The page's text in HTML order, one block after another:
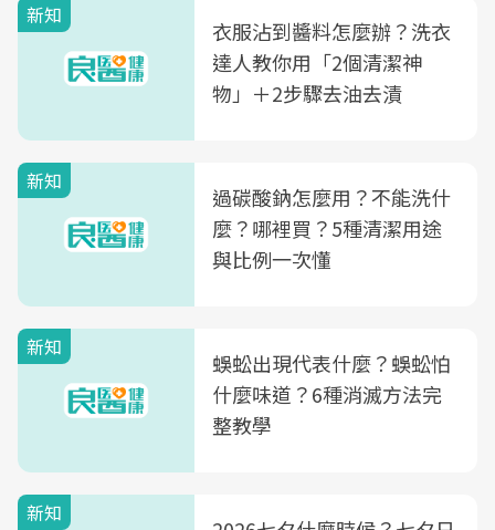
新知
衣服沾到醬料怎麼辦？洗衣
達人教你用「2個清潔神
物」＋2步驟去油去漬
新知
過碳酸鈉怎麼用？不能洗什
麼？哪裡買？5種清潔用途
與比例一次懂
新知
蜈蚣出現代表什麼？蜈蚣怕
什麼味道？6種消滅方法完
整教學
新知